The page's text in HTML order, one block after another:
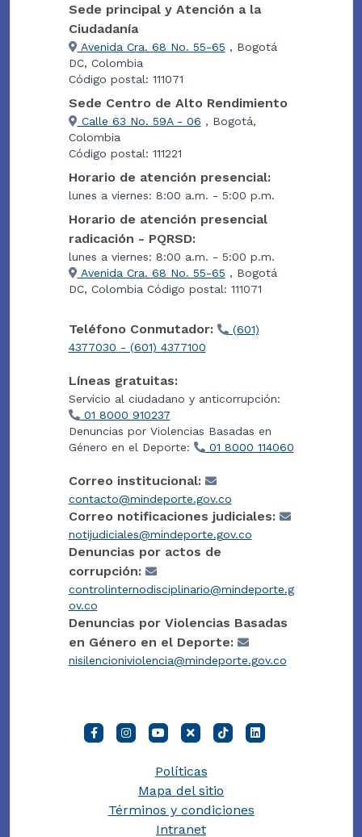
Sede principal y Atención a la
Ciudadanía
Avenida Cra. 68 No. 55-65 , Bogotá
DC, Colombia
Código postal: 111071
Sede Centro de Alto Rendimiento
Calle 63 No. 59A - 06 , Bogotá,
Colombia
Código postal: 111221
Horario de atención presencial:
lunes a viernes: 8:00 a.m. - 5:00 p.m.
Horario de atención presencial
radicación - PQRSD:
lunes a viernes: 8:00 a.m. - 5:00 p.m.
Avenida Cra. 68 No. 55-65 , Bogotá
DC, Colombia Código postal: 111071
Teléfono Conmutador:
(601)
4377030 - (601) 4377100
Líneas gratuitas:
Servicio al ciudadano y anticorrupción:
01 8000 910237
Denuncias por Violencias Basadas en
Género en el Deporte:
01 8000 114060
Correo institucional:
contacto@mindeporte.gov.co
Correo notificaciones judiciales:
notijudiciales@mindeporte.gov.co
Denuncias por actos de
corrupción:
controlinternodisciplinario@mindeporte.g
ov.co
Denuncias por Violencias Basadas
en Género en el Deporte:
nisilencioniviolencia@mindeporte.gov.co
Políticas
Mapa del sitio
Términos y condiciones
Intranet